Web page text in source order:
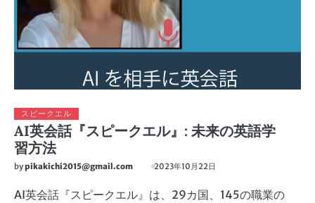
スピークエル
AI英会話『スピークエル』: 未来の英語学
習方法
bypikakichi2015@gmail.com 2023年10月22日
AI英会話『スピークエル』は、29カ国、145の職業の